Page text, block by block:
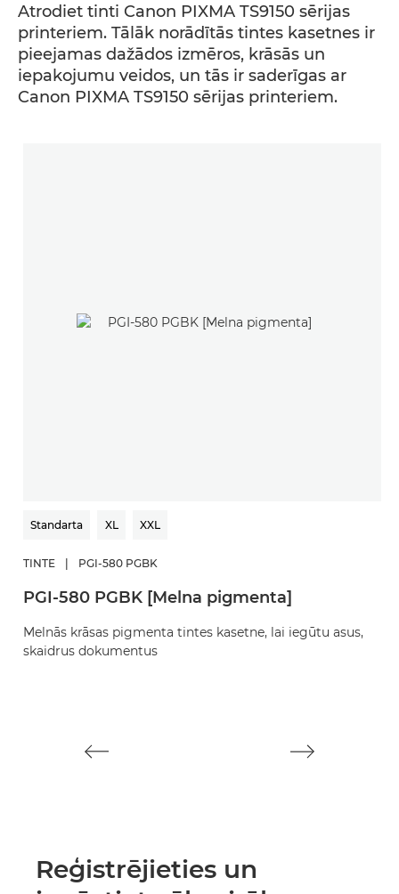
Atrodiet tinti Canon PIXMA TS9150 sērijas
printeriem. Tālāk norādītās tintes kasetnes ir
pieejamas dažādos izmēros, krāsās un
iepakojumu veidos, un tās ir saderīgas ar
Canon PIXMA TS9150 sērijas printeriem.
Standarta XL XXL
TINTE PGI-580 PGBK
PGI-580 PGBK [Melna pigmenta]
Melnās krāsas pigmenta tintes kasetne, lai iegūtu asus,
skaidrus dokumentus
Reģistrējieties un